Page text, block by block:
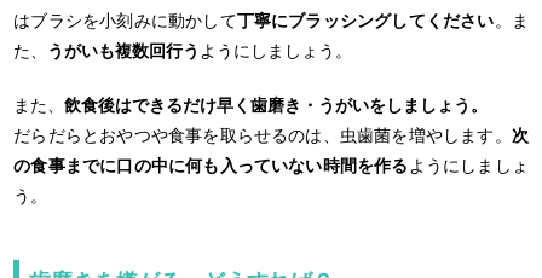
はブラシを小刻みに動かして丁寧にブラッシングしてください。ま
た、
うがいも複数回行う ようにしましょう。
また、飲食後はできるだけ早く歯磨き・うがいをしましょう。
だらだらとおやつや食事を取らせるのは、虫歯菌を増やします。 次
の食事までに口の中に何も入っていない時間を作る ようにしましょ
う。